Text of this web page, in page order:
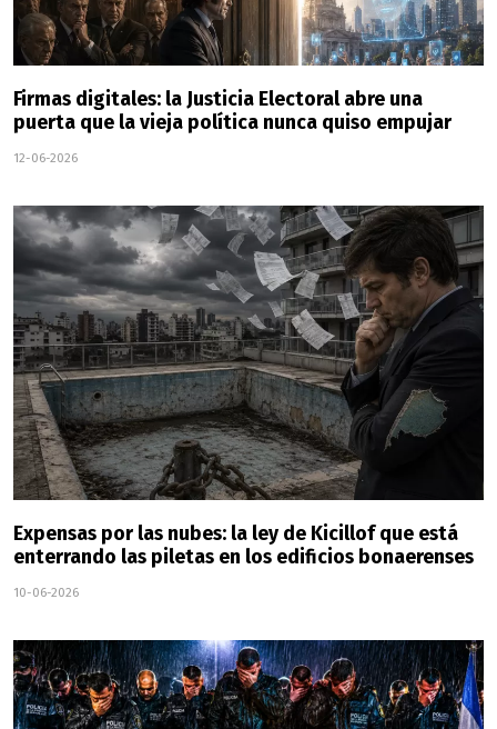
Firmas digitales: la Justicia Electoral abre una
puerta que la vieja política nunca quiso empujar
12-06-2026
Expensas por las nubes: la ley de Kicillof que está
enterrando las piletas en los edificios bonaerenses
10-06-2026